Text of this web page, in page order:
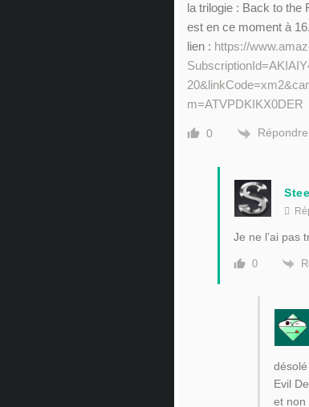
la trilogie : Back to the
est en ce moment à
lien : https://
m=ATVPDKIKX0DER
0 Répondre
Je ne l’ai pas
0
Evil
et non